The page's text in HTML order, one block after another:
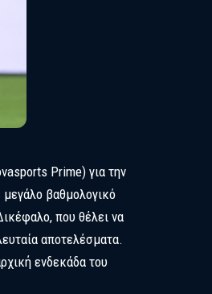
Prime) για την
βαθμολογικό
που θέλει να
αποτελέσματα.
ενδεκάδα του